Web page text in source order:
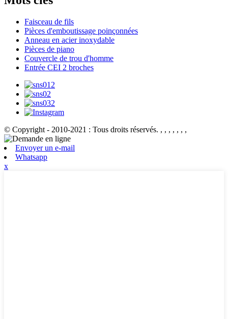
Faisceau de fils
Pièces d'emboutissage poinçonnées
Anneau en acier inoxydable
Pièces de piano
Couvercle de trou d'homme
Entrée CEI 2 broches
© Copyright - 2010-2021 : Tous droits réservés. , , , , , , ,
Envoyer un e-mail
Whatsapp
x